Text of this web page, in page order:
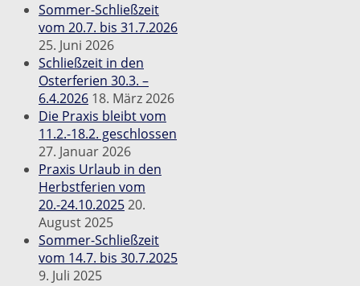
Sommer-Schließzeit
vom 20.7. bis 31.7.2026
25. Juni 2026
Schließzeit in den
Osterferien 30.3. –
6.4.2026 18. März 2026
Die Praxis bleibt vom
11.2.-18.2. geschlossen
27. Januar 2026
Praxis Urlaub in den
Herbstferien vom
20.-24.10.202520.
August 2025
Sommer-Schließzeit
vom 14.7. bis 30.7.2025
9. Juli 2025